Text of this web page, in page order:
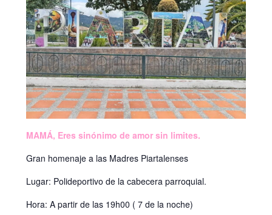
MAMÁ, Eres sinónimo de amor sin limites.
Gran homenaje a las Madres Piartalenses
Lugar: Polideportivo de la cabecera parroquial.
Hora: A partir de las 19h00 ( 7 de la noche)